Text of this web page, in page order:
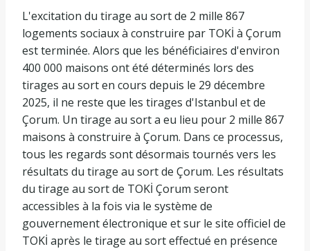
L'excitation du tirage au sort de 2 mille 867
logements sociaux à construire par TOKİ à Çorum
est terminée. Alors que les bénéficiaires d'environ
400 000 maisons ont été déterminés lors des
tirages au sort en cours depuis le 29 décembre
2025, il ne reste que les tirages d'Istanbul et de
Çorum. Un tirage au sort a eu lieu pour 2 mille 867
maisons à construire à Çorum. Dans ce processus,
tous les regards sont désormais tournés vers les
résultats du tirage au sort de Çorum. Les résultats
du tirage au sort de TOKİ Çorum seront
accessibles à la fois via le système de
gouvernement électronique et sur le site officiel de
TOKİ après le tirage au sort effectué en présence